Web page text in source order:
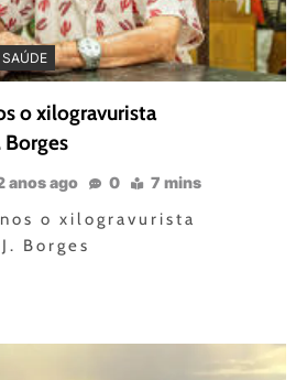
SAÚDE
o xilogravurista
Borges
anos ago 0 7 mins
o xilogravurista
Borges